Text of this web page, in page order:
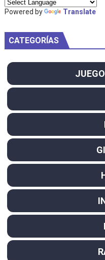
Powered by Translate
CATEGORÍAS